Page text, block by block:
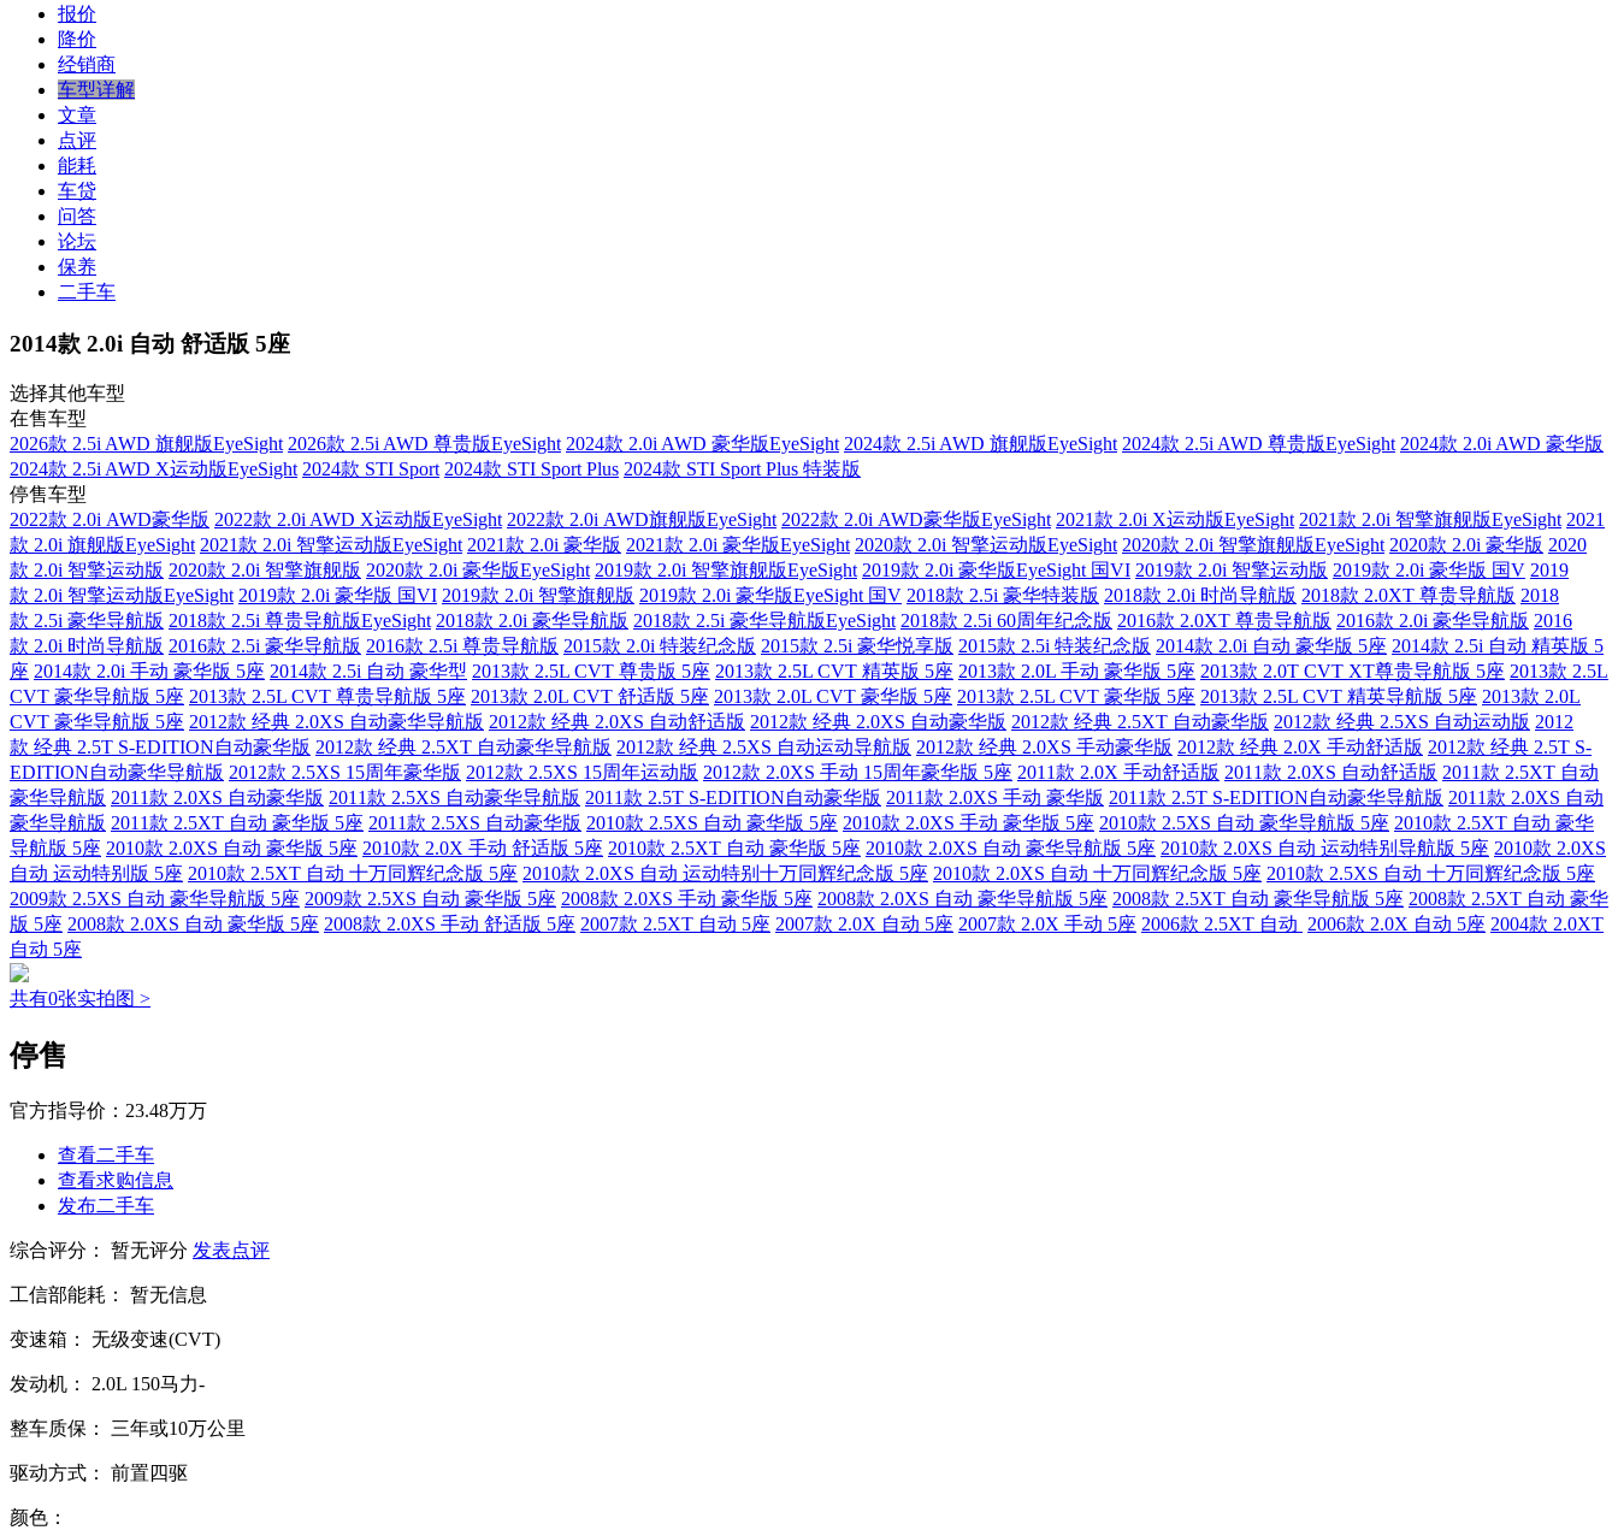
报价
降价
经销商
车型详解
文章
点评
能耗
车贷
问答
论坛
保养
二手车
2014款 2.0i 自动 舒适版 5座
选择其他车型
在售车型
2026款 2.5i AWD 旗舰版EyeSight 2026款 2.5i AWD 尊贵版EyeSight 2024款 2.0i AWD 豪华版EyeSight 2024款 2.5i AWD 旗舰版EyeSight 2024款 2.5i AWD 尊贵版EyeSight 2024款 2.0i AWD 豪华版
2024款 2.5i AWD X运动版EyeSight 2024款 STI Sport 2024款 STI Sport Plus 2024款 STI Sport Plus 特装版
停售车型
2022款 2.0i AWD豪华版 2022款 2.0i AWD X运动版EyeSight 2022款 2.0i AWD旗舰版EyeSight 2022款 2.0i AWD豪华版EyeSight 2021款 2.0i X运动版EyeSight 2021款 2.0i 智擎旗舰版EyeSight 2021
款 2.0i 旗舰版EyeSight 2021款 2.0i 智擎运动版EyeSight 2021款 2.0i 豪华版 2021款 2.0i 豪华版EyeSight 2020款 2.0i 智擎运动版EyeSight 2020款 2.0i 智擎旗舰版EyeSight 2020款 2.0i 豪华版 2020
款 2.0i 智擎运动版 2020款 2.0i 智擎旗舰版 2020款 2.0i 豪华版EyeSight 2019款 2.0i 智擎旗舰版EyeSight 2019款 2.0i 豪华版EyeSight 国VI 2019款 2.0i 智擎运动版 2019款 2.0i 豪华版 国V 2019
款 2.0i 智擎运动版EyeSight 2019款 2.0i 豪华版 国VI 2019款 2.0i 智擎旗舰版 2019款 2.0i 豪华版EyeSight 国V 2018款 2.5i 豪华特装版 2018款 2.0i 时尚导航版 2018款 2.0XT 尊贵导航版 2018
款 2.5i 豪华导航版 2018款 2.5i 尊贵导航版EyeSight 2018款 2.0i 豪华导航版 2018款 2.5i 豪华导航版EyeSight 2018款 2.5i 60周年纪念版 2016款 2.0XT 尊贵导航版 2016款 2.0i 豪华导航版 2016
款 2.0i 时尚导航版 2016款 2.5i 豪华导航版 2016款 2.5i 尊贵导航版 2015款 2.0i 特装纪念版 2015款 2.5i 豪华悦享版 2015款 2.5i 特装纪念版 2014款 2.0i 自动 豪华版 5座 2014款 2.5i 自动 精英版 5
座 2014款 2.0i 手动 豪华版 5座 2014款 2.5i 自动 豪华型 2013款 2.5L CVT 尊贵版 5座 2013款 2.5L CVT 精英版 5座 2013款 2.0L 手动 豪华版 5座 2013款 2.0T CVT XT尊贵导航版 5座 2013款 2.5L
CVT 豪华导航版 5座 2013款 2.5L CVT 尊贵导航版 5座 2013款 2.0L CVT 舒适版 5座 2013款 2.0L CVT 豪华版 5座 2013款 2.5L CVT 豪华版 5座 2013款 2.5L CVT 精英导航版 5座 2013款 2.0L
CVT 豪华导航版 5座 2012款 经典 2.0XS 自动豪华导航版 2012款 经典 2.0XS 自动舒适版 2012款 经典 2.0XS 自动豪华版 2012款 经典 2.5XT 自动豪华版 2012款 经典 2.5XS 自动运动版 2012
款 经典 2.5T S-EDITION自动豪华版 2012款 经典 2.5XT 自动豪华导航版 2012款 经典 2.5XS 自动运动导航版 2012款 经典 2.0XS 手动豪华版 2012款 经典 2.0X 手动舒适版 2012款 经典 2.5T S-
EDITION自动豪华导航版 2012款 2.5XS 15周年豪华版 2012款 2.5XS 15周年运动版 2012款 2.0XS 手动 15周年豪华版 5座 2011款 2.0X 手动舒适版 2011款 2.0XS 自动舒适版 2011款 2.5XT 自动
豪华导航版 2011款 2.0XS 自动豪华版 2011款 2.5XS 自动豪华导航版 2011款 2.5T S-EDITION自动豪华版 2011款 2.0XS 手动 豪华版 2011款 2.5T S-EDITION自动豪华导航版 2011款 2.0XS 自动
豪华导航版 2011款 2.5XT 自动 豪华版 5座 2011款 2.5XS 自动豪华版 2010款 2.5XS 自动 豪华版 5座 2010款 2.0XS 手动 豪华版 5座 2010款 2.5XS 自动 豪华导航版 5座 2010款 2.5XT 自动 豪华
导航版 5座 2010款 2.0XS 自动 豪华版 5座 2010款 2.0X 手动 舒适版 5座 2010款 2.5XT 自动 豪华版 5座 2010款 2.0XS 自动 豪华导航版 5座 2010款 2.0XS 自动 运动特别导航版 5座 2010款 2.0XS
自动 运动特别版 5座 2010款 2.5XT 自动 十万同辉纪念版 5座 2010款 2.0XS 自动 运动特别十万同辉纪念版 5座 2010款 2.0XS 自动 十万同辉纪念版 5座 2010款 2.5XS 自动 十万同辉纪念版 5座
2009款 2.5XS 自动 豪华导航版 5座 2009款 2.5XS 自动 豪华版 5座 2008款 2.0XS 手动 豪华版 5座 2008款 2.0XS 自动 豪华导航版 5座 2008款 2.5XT 自动 豪华导航版 5座 2008款 2.5XT 自动 豪华
版 5座 2008款 2.0XS 自动 豪华版 5座 2008款 2.0XS 手动 舒适版 5座 2007款 2.5XT 自动 5座 2007款 2.0X 自动 5座 2007款 2.0X 手动 5座 2006款 2.5XT 自动 2006款 2.0X 自动 5座 2004款 2.0XT
自动 5座
共有0张实拍图 >
停售
官方指导价： 23.48万万
查看二手车
查看求购信息
发布二手车
综合评分： 暂无评分 发表点评
工信部能耗： 暂无信息
变速箱： 无级变速(CVT)
发动机： 2.0L 150马力-
整车质保： 三年或10万公里
驱动方式： 前置四驱
颜色：